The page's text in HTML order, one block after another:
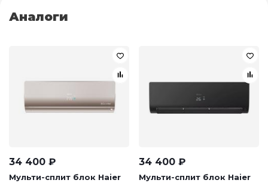
Аналоги
34 400 ₽
Мульти-сплит блок Haier
34 400 ₽
Мульти-сплит блок Haier